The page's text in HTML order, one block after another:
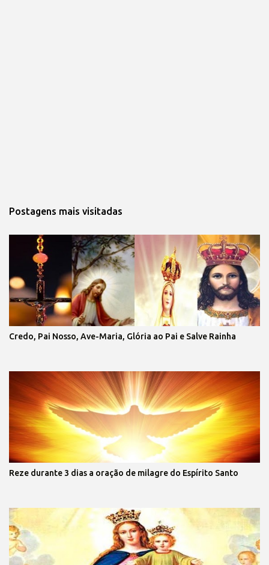
Postagens mais visitadas
Credo, Pai Nosso, Ave-Maria, Glória ao Pai e Salve Rainha
Reze durante 3 dias a oração de milagre do Espírito Santo